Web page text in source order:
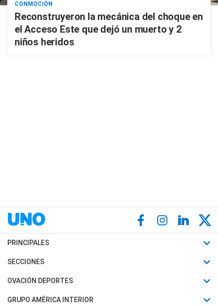
CONMOCIÓN
Reconstruyeron la mecánica del choque en
el Acceso Este que dejó un muerto y 2
niños heridos
PRINCIPALES
Últimas Noticias
Política
SECCIONES
Horóscopo
Motores
OVACIÓN DEPORTES
Fútbol
GRUPO AMÉRICA INTERIOR